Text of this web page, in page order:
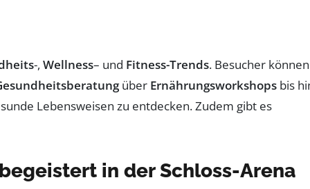
-, Wellness– und Fitness-Trends. Besucher können
über Ernährungsworkshops bis
Lebensweisen zu entdecken. Zudem gibt es
in der Schloss-Arena